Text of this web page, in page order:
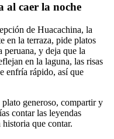
al caer la noche
de Huacachina, la
en la terraza, pide platos
peruana, y deja que la
en la laguna, las risas
enfría rápido, así que
generoso, compartir y
contar las leyendas
que contar.